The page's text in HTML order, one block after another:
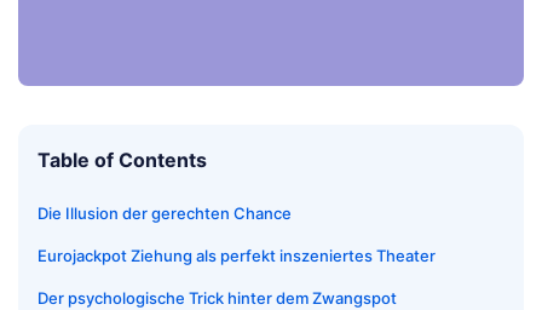
Table of Contents
Die Illusion der gerechten Chance
Eurojackpot Ziehung als perfekt inszeniertes Theater
Der psychologische Trick hinter dem Zwangspot